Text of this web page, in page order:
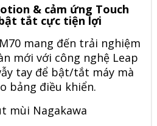
& cảm ứng Touch
tắt cực tiện lợi
mang đến trải nghiệm
mới với công nghệ Leap
tay để bật/tắt máy mà
bảng điều khiển.